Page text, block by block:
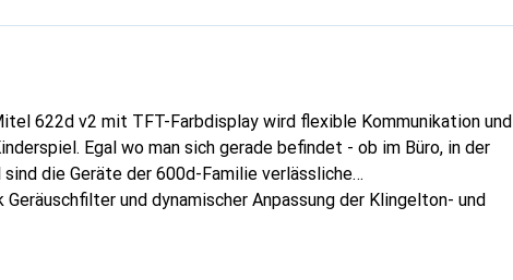
622d v2 mit TFT-Farbdisplay wird flexible Kommunikation und
Egal wo man sich gerade befindet - ob im Büro, in der
die Geräte der 600d-Familie verlässliche
und dynamischer Anpassung der Klingelton- und
bestens versteht. Dabei verzeiht das robuste Gerät mit